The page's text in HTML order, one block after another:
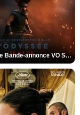
L'Odyssée Bande-annonce VO STFR